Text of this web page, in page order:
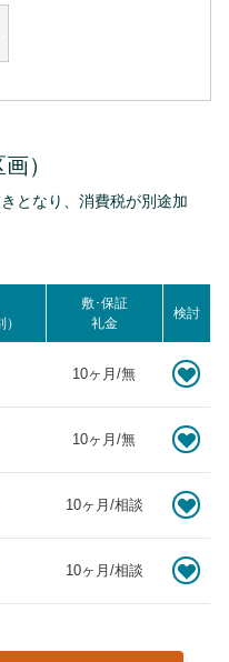
画）
となり、消費税が別途加
敷･保証
礼金
検討
10ヶ月/無
10ヶ月/無
10ヶ月/相談
10ヶ月/相談